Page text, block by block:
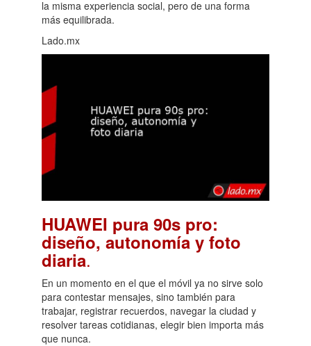
la misma experiencia social, pero de una forma
más equilibrada.
Lado.mx
HUAWEI pura 90s pro:
diseño, autonomía y foto
diaria.
En un momento en el que el móvil ya no sirve solo
para contestar mensajes, sino también para
trabajar, registrar recuerdos, navegar la ciudad y
resolver tareas cotidianas, elegir bien importa más
que nunca.